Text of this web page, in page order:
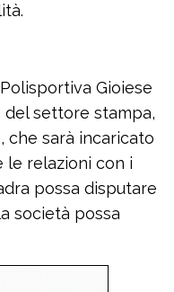
Gioiese
del settore stampa,
che sarà incaricato
le relazioni con i
possa disputare
società possa